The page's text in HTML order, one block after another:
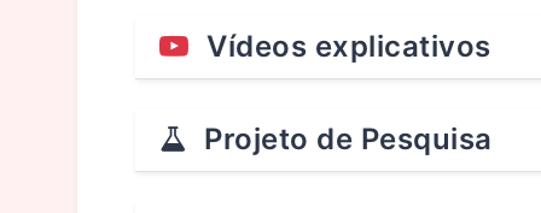
Vídeos explicativos
Projeto de Pesquisa